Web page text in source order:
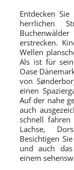
Entdecken
herrlichen
erstrecken.
Wellen
Als ist für
Oase
von
einen
Auf der nahe
auch
schnell
Lachse,
Besichtigen
und auch
einem